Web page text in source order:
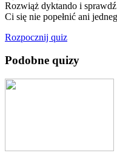
Rozwiąż dyktando i
Ci się nie popełnić ani
Rozpocznij quiz
Podobne quizy